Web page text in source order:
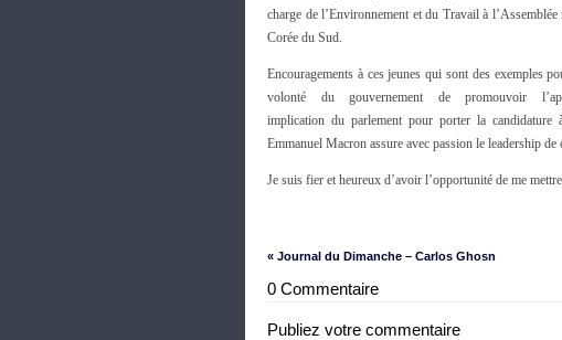
charge de l’Environnement et du Travail à l’Assemblée
Corée du Sud.
Encouragements à ces jeunes qui sont des exemples
volonté du gouvernement de promouvoir
implication du parlement pour porter la candidature
Emmanuel Macron assure avec passion le leadership de
Je suis fier et heureux d’avoir l’opportunité de me
« Journal du Dimanche – Carlos Ghosn
0 Commentaire
Publiez votre commentaire